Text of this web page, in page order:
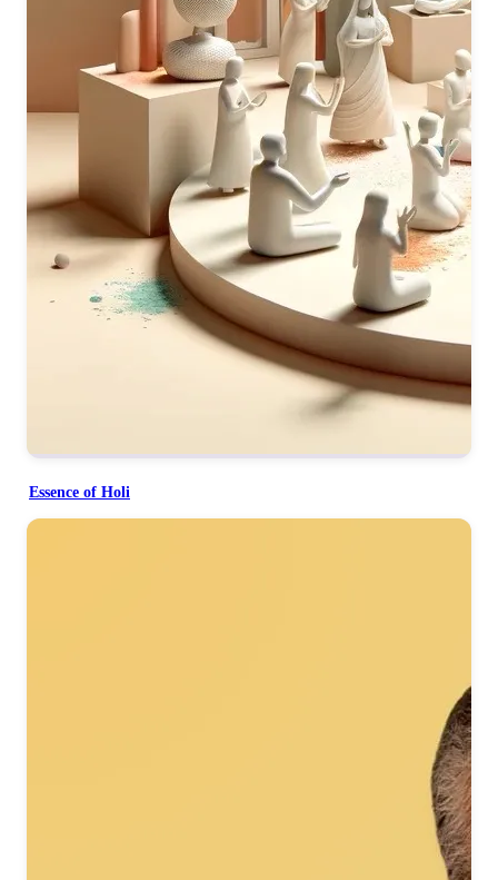
Essence of Holi